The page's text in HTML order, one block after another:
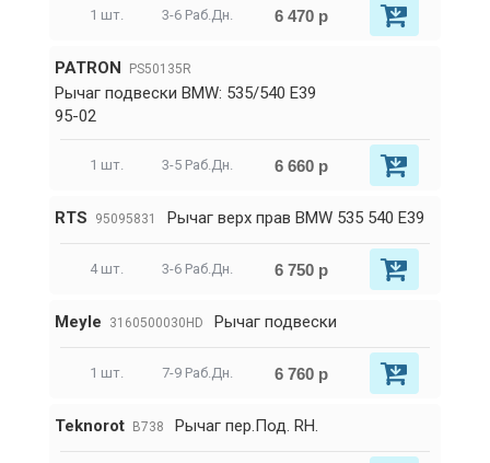
1 шт. 3-6 Раб.Дн. 6 470 р
PATRON PS50135R
Рычаг подвески BMW: 535/540 E39
95-02
1 шт. 3-5 Раб.Дн. 6 660 р
RTS 95095831 Рычаг верх прав BMW 535 540 E39
4 шт. 3-6 Раб.Дн. 6 750 р
Meyle 3160500030HD Рычаг подвески
1 шт. 7-9 Раб.Дн. 6 760 р
Teknorot B738 Pычаг пер.Под. RH.